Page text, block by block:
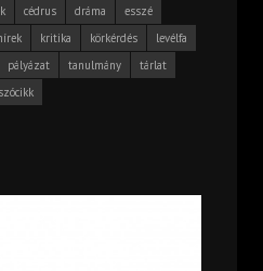
cédrus dráma
esszé
kritika körkérdés
levélfa
pályázat tanulmány
tárlat